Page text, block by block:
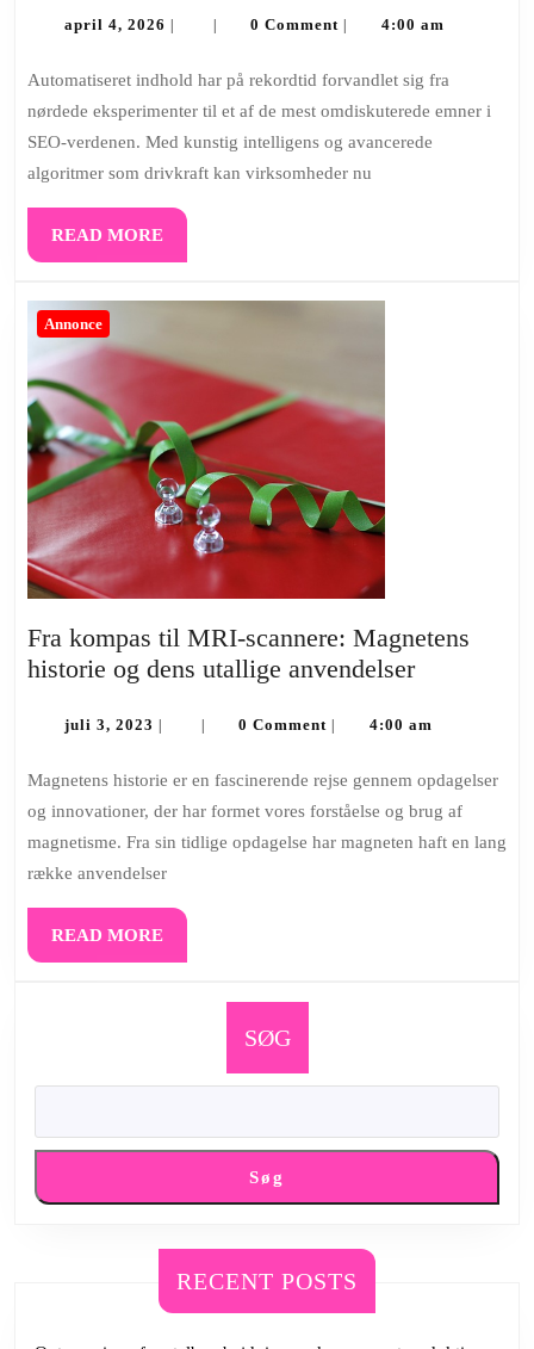
og
Fup
eller
fremtidens
trafikmaskine?
april 4, 2026 april
0 Comment 4:00 am
Automatiseret indhold har på rekordtid forvandlet sig fra
nørdede eksperimenter til et af de mest omdiskuterede emner i
SEO-verdenen. Med kunstig intelligens og avancerede
algoritmer som drivkraft kan virksomheder nu
READ MOREREAD
MORE
Annonce
Fra kompas til MRI-scannere: Magnetens
historie og dens utallige anvendelserFra
til
scannere:
Magnetens
historie
juli 3, 2023 juli
0 Comment 4:00 am
Magnetens historie er en fascinerende rejse gennem opdagelser
og innovationer, der har formet vores forståelse og brug af
magnetisme. Fra sin tidlige opdagelse har magneten haft en lang
række anvendelser
READ MOREREAD
MORE
SØG
Søg
RECENT POSTS